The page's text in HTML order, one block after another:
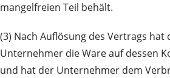
mangelfreien Teil behält.
(3) Nach Auflösung des Vertrags
Unternehmer die Ware auf dessen
und hat der Unternehmer dem